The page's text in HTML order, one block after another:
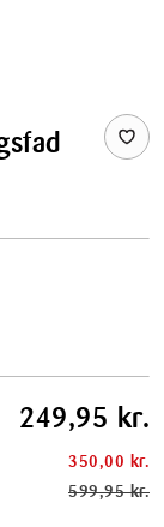
249,95 kr.
350,00 kr.
599,95 kr.